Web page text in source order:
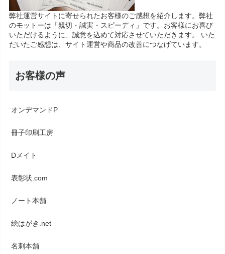
弊社運営サイトに寄せられたお客様のご感想を紹介します。弊社
のモットーは「親切・誠実・スピーディ」です。お客様にお喜び
いただけるように、誠意を込めて対応させていただきます。 いた
だいたご感想は、サイト運営や商品の改善につなげています。
お客様の声
オンデマンドP
冊子印刷工房
Dメイト
表彰状.com
ノート本舗
絵はがき.net
名刺本舗